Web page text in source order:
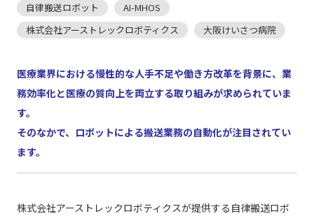
自律搬送ロボット
AI-MHOS
株式会社アーストレックロボティクス
大阪けいさつ病院
医療業界における慢性的な人手不足や働き方改革を背景に、業
務効率化と医療の質向上を両立する取り組みが求められていま
す。
そのなかで、ロボットによる搬送業務の自動化が注目されてい
ます。
株式会社アーストレックロボティクスが提供する自律搬送ロボ